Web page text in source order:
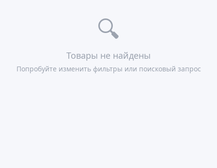
🔍
Товары не найдены
Попробуйте изменить фильтры или поисковый запрос